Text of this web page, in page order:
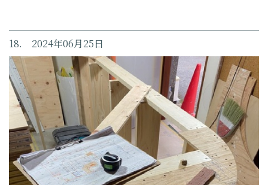
18. 2024年06月25日